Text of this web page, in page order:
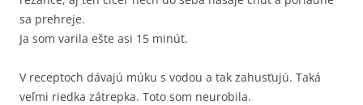
sa prehreje.
Ja som varila ešte asi 15 minút.
V receptoch dávajú múku s vodou a tak zahusťujú. Taká
veľmi riedka zátrepka. Toto som neurobila.